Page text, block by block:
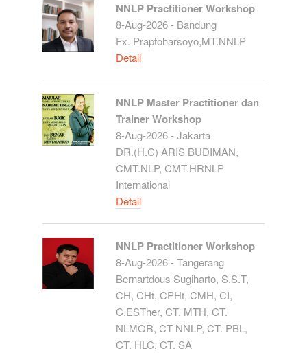
NNLP Practitioner Workshop
8-Aug-2026 - Bandung
Fx. Praptoharsoyo,MT.NNLP
Detail
NNLP Master Practitioner dan
Trainer Workshop
8-Aug-2026 - Jakarta
DR.(H.C) ARIS BUDIMAN,
CMT.NLP, CMT.HRNLP
International
Detail
NNLP Practitioner Workshop
8-Aug-2026 - Tangerang
Bernartdous Sugiharto, S.S.T,
CH, CHt, CPHt, CMH, CI,
C.ESTher, CT. MTH, CT.
NLMOR, CT NNLP, CT. PBL,
CT. HLC, CT. SA